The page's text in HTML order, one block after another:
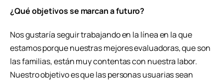
¿Qué objetivos se marcan a futuro?
Nos gustaría seguir trabajando en la línea en la que
estamos porque nuestras mejores evaluadoras, que son
las familias, están muy contentas con nuestra labor.
Nuestro objetivo es que las personas usuarias sean